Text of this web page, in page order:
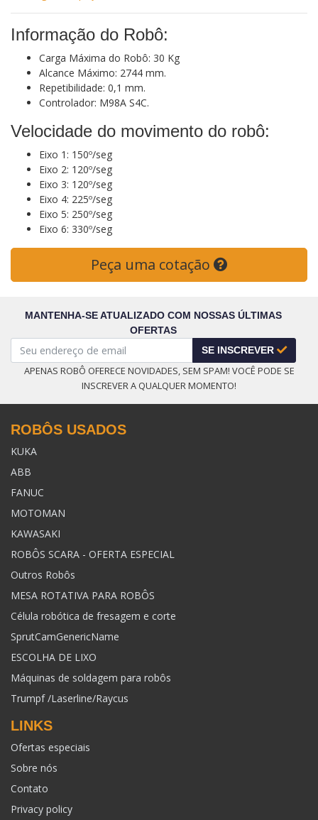
Informação do Robô:
Carga Máxima do Robô: 30 Kg
Alcance Máximo: 2744 mm.
Repetibilidade: 0,1 mm.
Controlador: M98A S4C.
Velocidade do movimento do robô:
Eixo 1: 150º/seg
Eixo 2: 120º/seg
Eixo 3: 120º/seg
Eixo 4: 225º/seg
Eixo 5: 250º/seg
Eixo 6: 330º/seg
Peça uma cotação
MANTENHA-SE ATUALIZADO COM NOSSAS ÚLTIMAS
OFERTAS
SE INSCREVER
APENAS ROBÔ OFERECE NOVIDADES, SEM SPAM! VOCÊ PODE SE
INSCREVER A QUALQUER MOMENTO!
ROBÔS USADOS
KUKA
ABB
FANUC
MOTOMAN
KAWASAKI
ROBÔS SCARA - OFERTA ESPECIAL
Outros Robôs
MESA ROTATIVA PARA ROBÔS
Célula robótica de fresagem e corte
SprutCamGenericName
ESCOLHA DE LIXO
Máquinas de soldagem para robôs
Trumpf /Laserline/Raycus
LINKS
Ofertas especiais
Sobre nós
Contato
Privacy policy